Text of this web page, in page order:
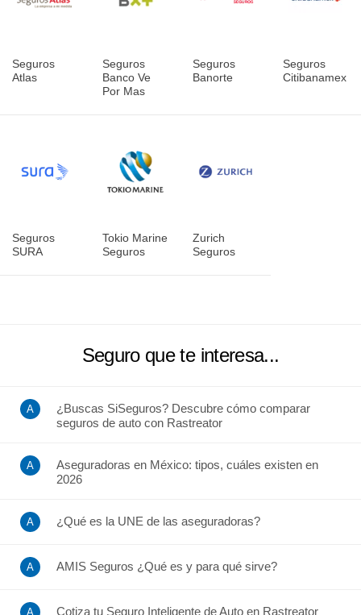
Seguros
Atlas
Seguros
Banco Ve
Por Mas
Seguros
Banorte
Seguros
Citibanamex
Seguros
SURA
Tokio Marine
Seguros
Zurich
Seguros
Seguro que te interesa...
¿Buscas SiSeguros? Descubre cómo comparar
seguros de auto con Rastreator
Aseguradoras en México: tipos, cuáles existen en
2026
¿Qué es la UNE de las aseguradoras?
AMIS Seguros ¿Qué es y para qué sirve?
Cotiza tu Seguro Inteligente de Auto en Rastreator